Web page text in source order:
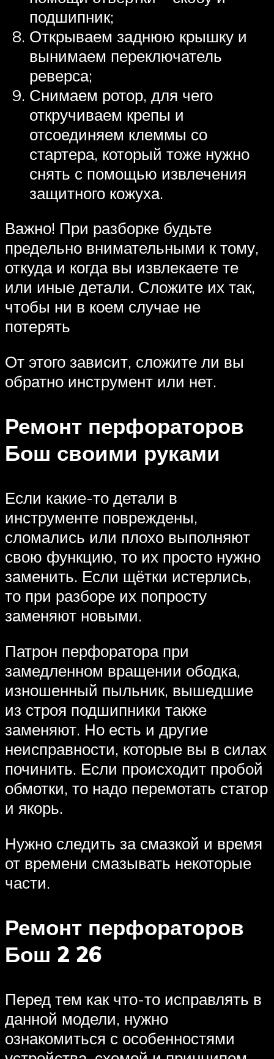
подшипник;
Открываем заднюю крышку и
вынимаем переключатель
реверса;
Снимаем ротор, для чего
откручиваем крепы и
отсоединяем клеммы со
стартера, который тоже нужно
снять с помощью извлечения
защитного кожуха.
Важно! При разборке будьте
предельно внимательными к тому,
откуда и когда вы извлекаете те
или иные детали. Сложите их так,
чтобы ни в коем случае не
потерять
От этого зависит, сложите ли вы
обратно инструмент или нет.
Ремонт перфораторов
Бош своими руками
Если какие-то детали в
инструменте повреждены,
сломались или плохо выполняют
свою функцию, то их просто нужно
заменить. Если щётки истерлись,
то при разборе их попросту
заменяют новыми.
Патрон перфоратора при
замедленном вращении ободка,
изношенный пыльник, вышедшие
из строя подшипники также
заменяют. Но есть и другие
неисправности, которые вы в силах
починить. Если происходит пробой
обмотки, то надо перемотать статор
и якорь.
Нужно следить за смазкой и время
от времени смазывать некоторые
части.
Ремонт перфораторов
Бош 2 26
Перед тем как что-то исправлять в
данной модели, нужно
ознакомиться с особенностями